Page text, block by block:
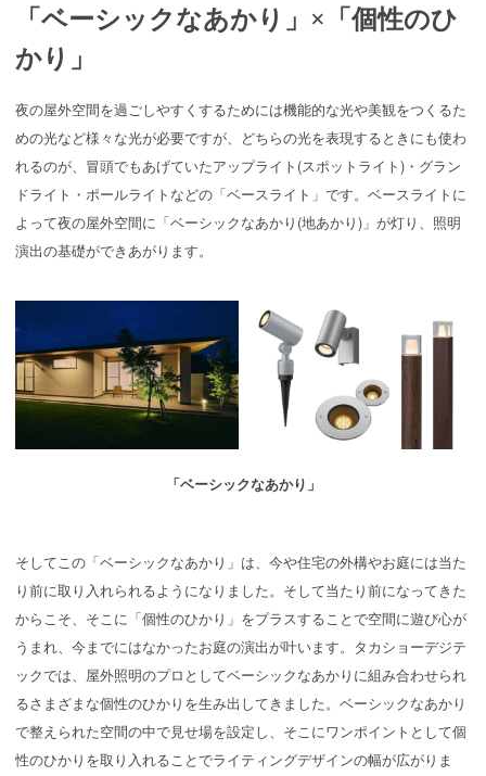
「ベーシックなあかり」×「個性のひ
かり」
夜の屋外空間を過ごしやすくするためには機能的な光や美観をつくるた
めの光など様々な光が必要ですが、どちらの光を表現するときにも使わ
れるのが、冒頭でもあげていたアップライト(スポットライト)・グラン
ドライト・ポールライトなどの「ベースライト」です。ベースライトに
よって夜の屋外空間に「ベーシックなあかり(地あかり)」が灯り、照明
演出の基礎ができあがります。
「ベーシックなあかり」
そしてこの「ベーシックなあかり」は、今や住宅の外構やお庭には当た
り前に取り入れられるようになりました。そして当たり前になってきた
からこそ、そこに「個性のひかり」をプラスすることで空間に遊び心が
うまれ、今までにはなかったお庭の演出が叶います。タカショーデジテ
ックでは、屋外照明のプロとしてベーシックなあかりに組み合わせられ
るさまざまな個性のひかりを生み出してきました。ベーシックなあかり
で整えられた空間の中で見せ場を設定し、そこにワンポイントとして個
性のひかりを取り入れることでライティングデザインの幅が広がりま